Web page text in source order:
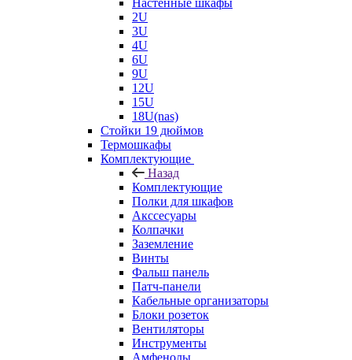
Настенные шкафы
2U
3U
4U
6U
9U
12U
15U
18U(nas)
Стойки 19 дюймов
Термошкафы
Комплектующие
Назад
Комплектующие
Полки для шкафов
Акссесуары
Колпачки
Заземление
Винты
Фальш панель
Патч-панели
Кабельные организаторы
Блоки розеток
Вентиляторы
Инструменты
Амфенолы